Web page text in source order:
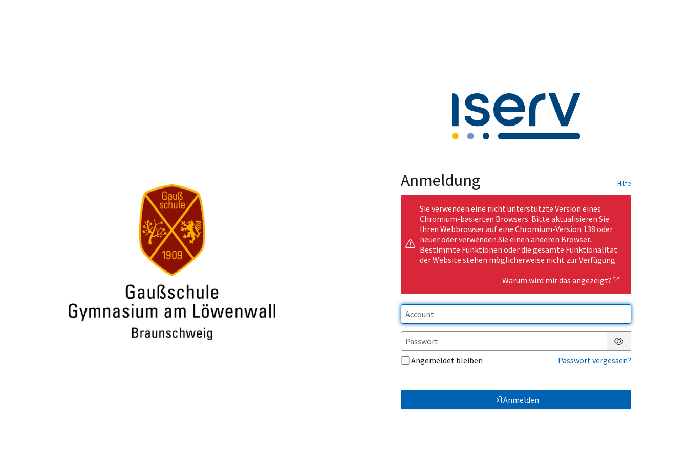
Anmeldung Hilfe
Sie verwenden eine nicht unterstützte Version eines
Chromium-basierten Browsers. Bitte aktualisieren Sie
Ihren Webbrowser auf eine Chromium-Version 138 oder
neuer oder verwenden Sie einen anderen Browser.
Bestimmte Funktionen oder die gesamte Funktionalität
der Website stehen möglicherweise nicht zur Verfügung.
Warum wird mir das angezeigt?
Passwort anzeigen
Angemeldet bleiben
Passwort vergessen?
Anmelden